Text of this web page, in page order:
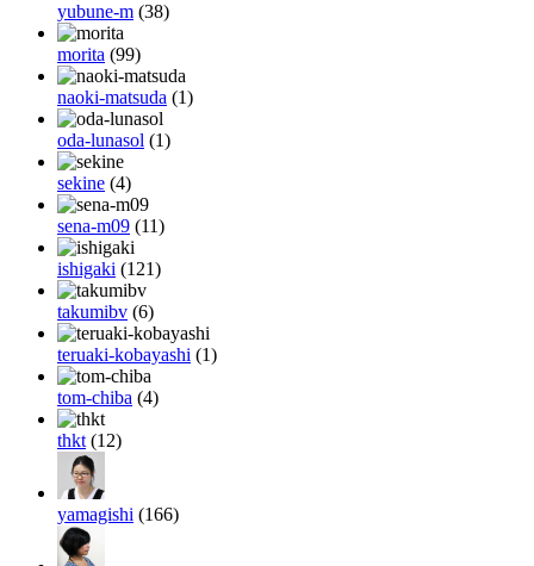
yubune-m (38)
morita (99)
naoki-matsuda (1)
oda-lunasol (1)
sekine (4)
sena-m09 (11)
ishigaki (121)
takumibv (6)
teruaki-kobayashi (1)
tom-chiba (4)
thkt (12)
yamagishi (166)